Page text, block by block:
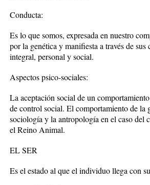
Conducta:
Es lo que somos, expresada en nuestro
por la genética y manifiesta a través de
integral, personal y social.
Aspectos psico-sociales:
La aceptación social de un
de control social. El comportamiento de la
sociología y la antropología en el caso del
el Reino Animal.
EL SER
Es el estado al que el individuo llega con